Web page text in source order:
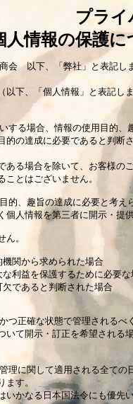
プライ
人情報の保護
会　以下、「弊社」と表記し
下、「個人情報」と表記し
する場合、情報の使用目的、
の達成に必要であると判断
る場合を除いて、お客様の
とはございません。
的、趣旨の達成に必要と考え
人情報を第三者に開示・提
ん。
関から求められた場合
利益を保護するために必要な
であると判断された場合
つ正確な状態で管理されるべ
て開示・訂正を希望される
理に関して適用される全ての
す。
かなる日本国法令にも優先